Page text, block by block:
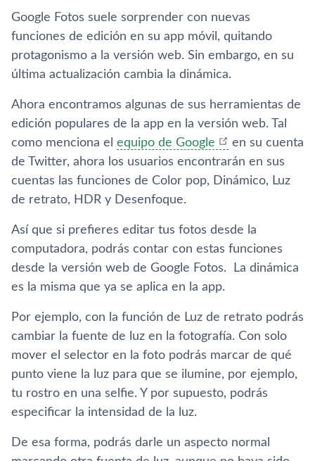
Google Fotos suele sorprender con nuevas
funciones de edición en su app móvil, quitando
protagonismo a la versión web. Sin embargo, en su
última actualización cambia la dinámica.
Ahora encontramos algunas de sus herramientas de
edición populares de la app en la versión web. Tal
como menciona el equipo de Google
en su cuenta
de Twitter, ahora los usuarios encontrarán en sus
cuentas las funciones de Color pop, Dinámico, Luz
de retrato, HDR y Desenfoque.
Así que si prefieres editar tus fotos desde la
computadora, podrás contar con estas funciones
desde la versión web de Google Fotos. La dinámica
es la misma que ya se aplica en la app.
Por ejemplo, con la función de Luz de retrato podrás
cambiar la fuente de luz en la fotografía. Con solo
mover el selector en la foto podrás marcar de qué
punto viene la luz para que se ilumine, por ejemplo,
tu rostro en una selfie. Y por supuesto, podrás
especificar la intensidad de la luz.
De esa forma, podrás darle un aspecto normal